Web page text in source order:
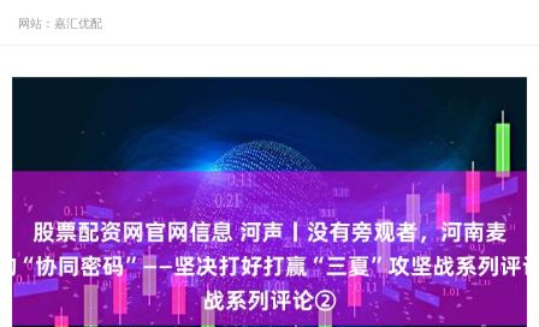
网站：嘉汇优配